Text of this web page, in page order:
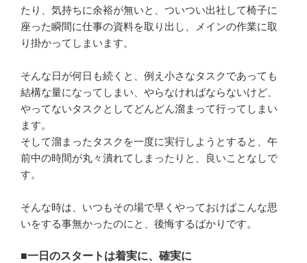
たり、気持ちに余裕が無いと、ついつい出社して椅子に
座った瞬間に仕事の資料を取り出し、メインの作業に取
り掛かってしまいます。
そんな日が何日も続くと、例え小さなタスクであっても
結構な量になってしまい、やらなければならないけど、
やってないタスクとしてどんどん溜まって行ってしまい
ます。
そして溜まったタスクを一度に実行しようとすると、午
前中の時間が丸々潰れてしまったりと、良いことなしで
す。
そんな時は、いつもその場で早くやっておけばこんな思
いをする事無かったのにと、後悔するばかりです。
■一日のスタートは着実に、確実に